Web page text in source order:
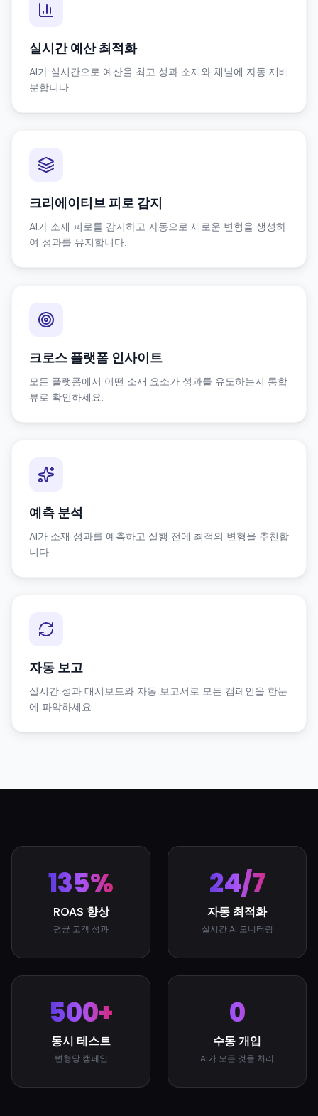
실시간 예산 최적화
AI가 실시간으로 예산을 최고 성과 소재와 채널에 자동 재배
분합니다.
크리에이티브 피로 감지
AI가 소재 피로를 감지하고 자동으로 새로운 변형을 생성하
여 성과를 유지합니다.
크로스 플랫폼 인사이트
모든 플랫폼에서 어떤 소재 요소가 성과를 유도하는지 통합
뷰로 확인하세요.
예측 분석
AI가 소재 성과를 예측하고 실행 전에 최적의 변형을 추천합
니다.
자동 보고
실시간 성과 대시보드와 자동 보고서로 모든 캠페인을 한눈
에 파악하세요.
135%
ROAS 향상
평균 고객 성과
24/7
자동 최적화
실시간 AI 모니터링
500+
동시 테스트
변형당 캠페인
0
수동 개입
AI가 모든 것을 처리